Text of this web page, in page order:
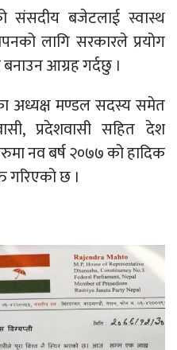
संसदीय बजेटलाई स्वास्थ
लागि सरकारले प्रयोग
आग्रह गर्दछु ।
अध्यक्ष मण्डल सदस्य समेत
प्रदेशवासी सहित देश
नव बर्ष २०७७ को हादिक
छ ।